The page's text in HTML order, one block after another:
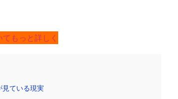
もっと詳しく
ている現実